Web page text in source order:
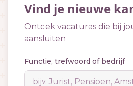
Vind je nieuwe
Ontdek vacatures die bij
aansluiten
Functie, trefwoord of bedrijf